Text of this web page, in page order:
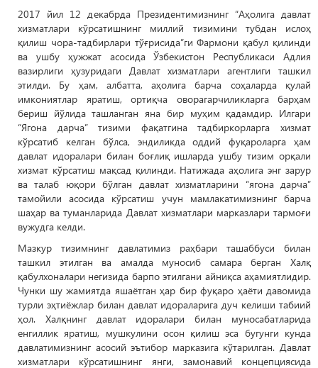
2017 йил 12 декабрда Президентимизнинг “Аҳолига давлат
хизматлари кўрсатишнинг миллий тизимини тубдан ислоҳ
қилиш чора-тадбирлари тўғрисида”ги Фармони қабул қилинди
ва ушбу ҳужжат асосида Ўзбекистон Республикаси Адлия
вазирлиги ҳузуридаги Давлат хизматлари агентлиги ташкил
этилди. Бу ҳам, албатта, аҳолига барча соҳаларда қулай
имкониятлар яратиш, ортиқча оворагарчиликларга барҳам
бериш йўлида ташланган яна бир муҳим қадамдир. Илгари
“Ягона дарча” тизими фақатгина тадбиркорларга хизмат
кўрсатиб келган бўлса, эндиликда оддий фуқароларга ҳам
давлат идоралари билан боғлиқ ишларда ушбу тизим орқали
хизмат кўрсатиш мақсад қилинди. Натижада аҳолига энг зарур
ва талаб юқори бўлган давлат хизматларини “ягона дарча”
тамойили асосида кўрсатиш учун мамлакатимизнинг барча
шаҳар ва туманларида Давлат хизматлари марказлари тармоғи
вужудга келди.
Мазкур тизимнинг давлатимиз раҳбари ташаббуси билан
ташкил этилган ва амалда муносиб самара берган Халқ
қабулхоналари негизида барпо этилгани айниқса аҳамиятлидир.
Чунки шу жамиятда яшаётган ҳар бир фуқаро ҳаёти давомида
турли эҳтиёжлар билан давлат идораларига дуч келиши табиий
ҳол. Халқнинг давлат идоралари билан муносабатларида
енгиллик яратиш, мушкулини осон қилиш эса бугунги кунда
давлатимизнинг асосий эътибор марказига кўтарилган. Давлат
хизматлари кўрсатишнинг янги, замонавий концепциясида